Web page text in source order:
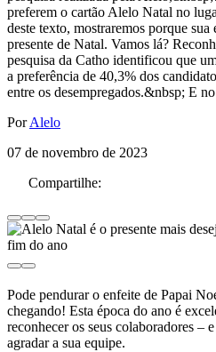
preferem o cartão Alelo Natal no
deste texto, mostraremos porque sua
presente de Natal. Vamos lá?
pesquisa da Catho identificou que
a preferência de 40,3% dos
entre os desempregados.&nbsp; E
PorAlelo
07 de novembro de 2023
Compartilhe:
Pode pendurar o enfeite de Papai
chegando! Esta época do ano é
reconhecer os seus colaboradores –
agradar a sua equipe.